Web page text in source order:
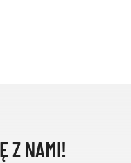
Z NAMI!